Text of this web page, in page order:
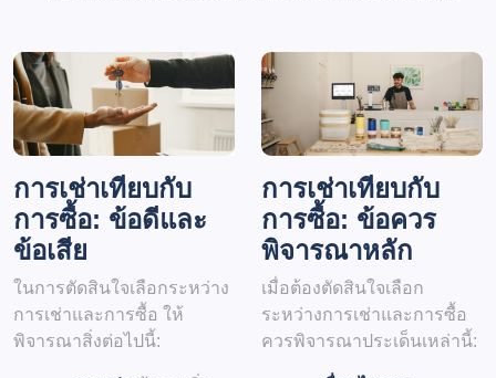
การเช่าเทียบกับ
การซื้อ: ข้อดีและ
ข้อเสีย
ในการตัดสินใจเลือกระหว่าง
การเช่าและการซื้อ ให้
พิจารณาสิ่งต่อไปนี้:
การเช่าเทียบกับ
การซื้อ: ข้อควร
พิจารณาหลัก
เมื่อต้องตัดสินใจเลือก
ระหว่างการเช่าและการซื้อ
ควรพิจารณาประเด็นเหล่านี้: